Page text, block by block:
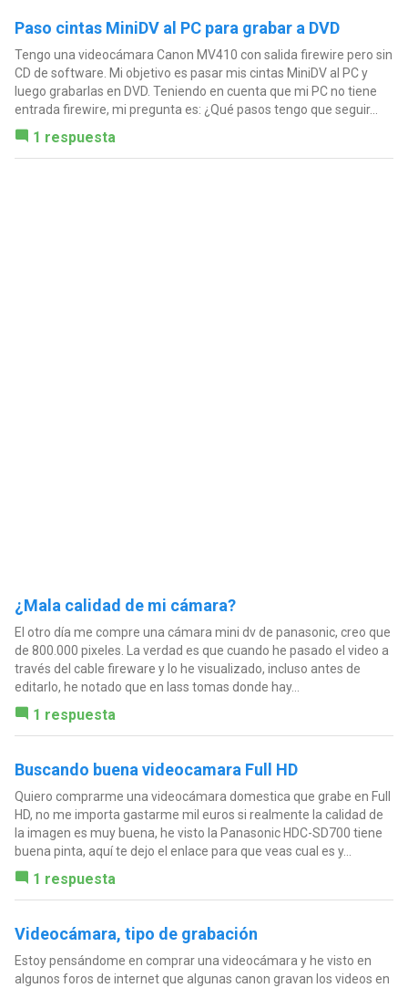
Paso cintas MiniDV al PC para grabar a DVD
Tengo una videocámara Canon MV410 con salida firewire pero sin
CD de software. Mi objetivo es pasar mis cintas MiniDV al PC y
luego grabarlas en DVD. Teniendo en cuenta que mi PC no tiene
entrada firewire, mi pregunta es: ¿Qué pasos tengo que seguir...
1 respuesta
¿Mala calidad de mi cámara?
El otro día me compre una cámara mini dv de panasonic, creo que
de 800.000 pixeles. La verdad es que cuando he pasado el video a
través del cable fireware y lo he visualizado, incluso antes de
editarlo, he notado que en lass tomas donde hay...
1 respuesta
Buscando buena videocamara Full HD
Quiero comprarme una videocámara domestica que grabe en Full
HD, no me importa gastarme mil euros si realmente la calidad de
la imagen es muy buena, he visto la Panasonic HDC-SD700 tiene
buena pinta, aquí te dejo el enlace para que veas cual es y...
1 respuesta
Videocámara, tipo de grabación
Estoy pensándome en comprar una videocámara y he visto en
algunos foros de internet que algunas canon gravan los videos en